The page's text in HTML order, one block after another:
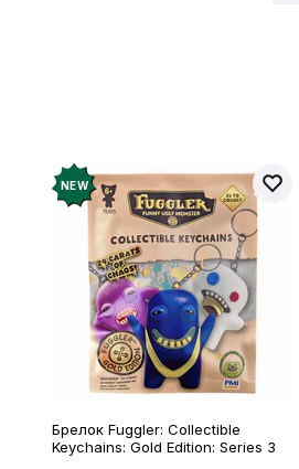
NEW
Брелок Fuggler: Collectible
Keychains: Gold Edition: Series 3